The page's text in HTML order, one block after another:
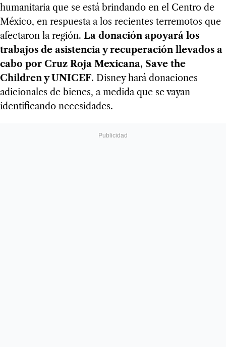
humanitaria que se está brindando en el Centro de
México, en respuesta a los recientes terremotos que
afectaron la región. La donación apoyará los
trabajos de asistencia y recuperación llevados a
cabo por Cruz Roja Mexicana, Save the
Children y UNICEF. Disney hará donaciones
adicionales de bienes, a medida que se vayan
identificando necesidades.